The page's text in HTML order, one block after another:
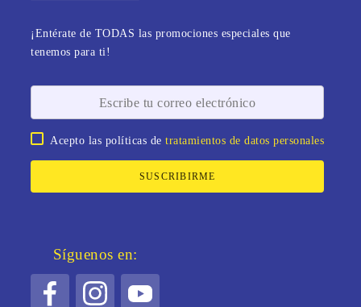
¡Entérate de TODAS las promociones especiales que
tenemos para ti!
Acepto las políticas detratamientos de datos personales
SUSCRIBIRME
Síguenos en: